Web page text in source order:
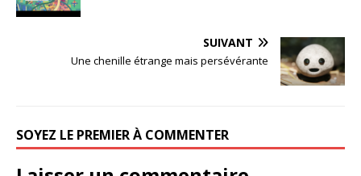
SUIVANT
Une chenille étrange mais persévérante
SOYEZ LE PREMIER À COMMENTER